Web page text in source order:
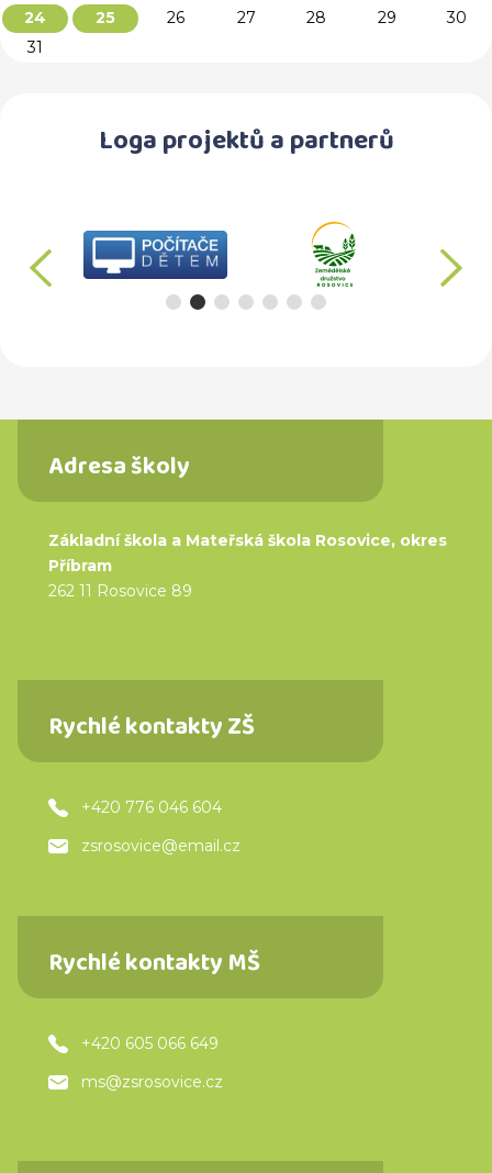
24
25 26 27 28 29
30
31
Loga projektů a partnerů
předchozí
Adresa školy
Základní škola a Mateřská škola Rosovice, okres
Příbram
262 11 Rosovice 89
Rychlé kontakty ZŠ
+420 776 046 604
zsrosovice@email.cz
Rychlé kontakty MŠ
+420 605 066 649
ms@zsrosovice.cz